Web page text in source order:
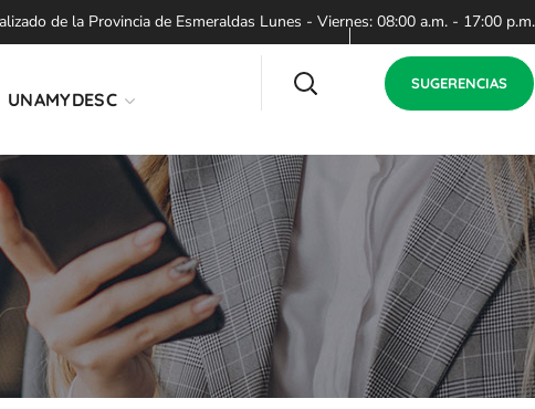
de la Provincia de Esmeraldas Lunes - Viernes: 08:00 a.m. - 17:00 p.m.
UNAMYDESC
SUGERENCIAS